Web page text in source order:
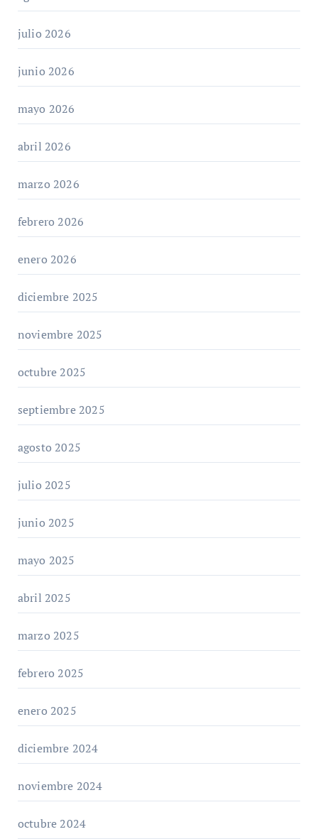
julio 2026
junio 2026
mayo 2026
abril 2026
marzo 2026
febrero 2026
enero 2026
diciembre 2025
noviembre 2025
octubre 2025
septiembre 2025
agosto 2025
julio 2025
junio 2025
mayo 2025
abril 2025
marzo 2025
febrero 2025
enero 2025
diciembre 2024
noviembre 2024
octubre 2024